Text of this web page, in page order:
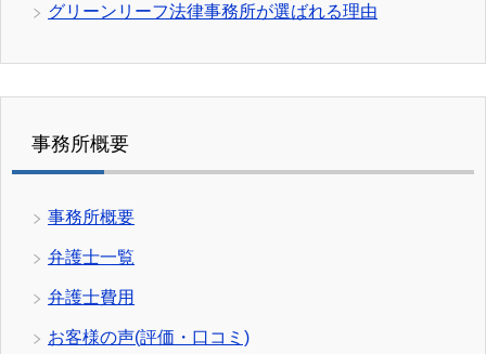
グリーンリーフ法律事務所が選ばれる理由
事務所概要
事務所概要
弁護士一覧
弁護士費用
お客様の声(評価・口コミ)